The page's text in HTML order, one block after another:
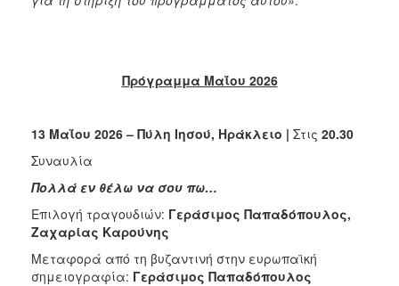
Πρόγραμμα Μαΐου 2026
13 Μαΐου 2026 – Πύλη Ιησού, Ηράκλειο | Στις 20.30
Συναυλία
Πολλά εν θέλω να σου πω…
Επιλογή τραγουδιών: Γεράσιμος Παπαδόπουλος,
Ζαχαρίας Καρούνης
Μεταφορά από τη βυζαντινή στην ευρωπαϊκή
σημειογραφία: Γεράσιμος Παπαδόπουλος